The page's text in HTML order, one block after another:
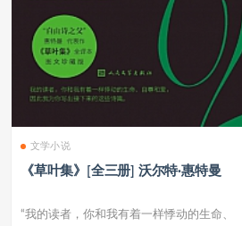
文学小说
《草叶集》[全三册] 沃尔特·惠特曼
“我的读者，你和我有着一样悸动的生命、